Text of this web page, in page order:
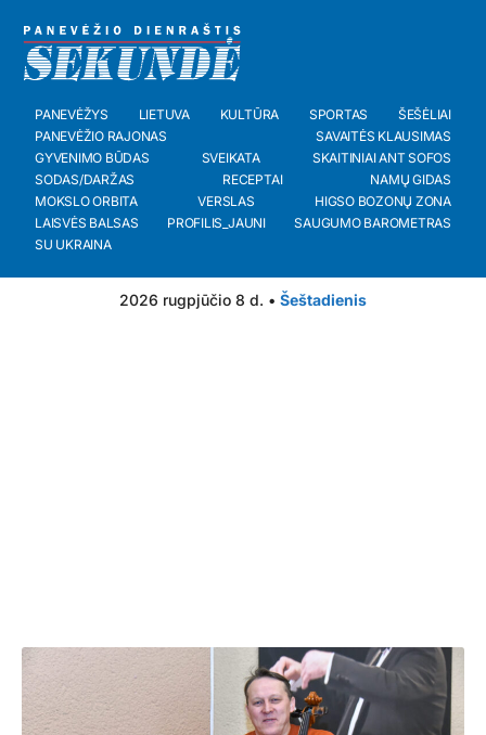
PANEVĖŽYS LIETUVA KULTŪRA SPORTAS
ŠEŠĖLIAI
PANEVĖŽIO RAJONAS
SAVAITĖS KLAUSIMAS
GYVENIMO BŪDAS
SVEIKATA
SKAITINIAI ANT SOFOS
SODAS/DARŽAS
RECEPTAI
NAMŲ GIDAS
MOKSLO ORBITA
VERSLAS
HIGSO BOZONŲ ZONA
LAISVĖS BALSAS
PROFILIS_JAUNI
SAUGUMO BAROMETRAS
SU UKRAINA
2026 rugpjūčio 8 d. • Šeštadienis